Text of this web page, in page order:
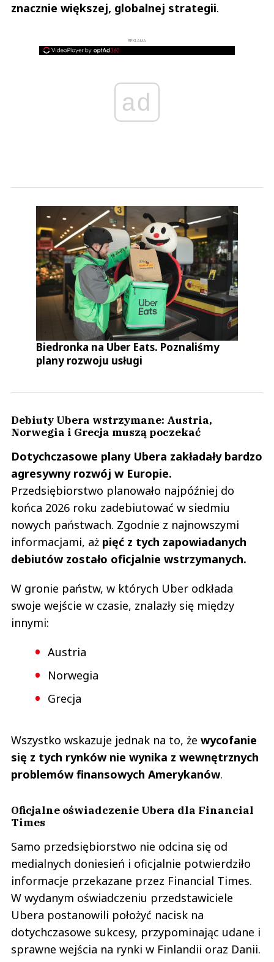
znacznie większej, globalnej strategii.
REKLAMA
ad
Biedronka na Uber Eats. Poznaliśmy
plany rozwoju usługi
Debiuty Ubera wstrzymane: Austria,
Norwegia i Grecja muszą poczekać
Dotychczasowe plany Ubera zakładały bardzo
agresywny rozwój w Europie.
Przedsiębiorstwo planowało najpóźniej do
końca 2026 roku zadebiutować w siedmiu
nowych państwach. Zgodnie z najnowszymi
informacjami, aż pięć z tych zapowiadanych
debiutów zostało oficjalnie wstrzymanych.
W gronie państw, w których Uber odkłada
swoje wejście w czasie, znalazły się między
innymi:
Austria
Norwegia
Grecja
Wszystko wskazuje jednak na to, że wycofanie
się z tych rynków nie wynika z wewnętrznych
problemów finansowych Amerykanów.
Oficjalne oświadczenie Ubera dla Financial
Times
Samo przedsiębiorstwo nie odcina się od
medialnych doniesień i oficjalnie potwierdziło
informacje przekazane przez Financial Times.
W wydanym oświadczeniu przedstawiciele
Ubera postanowili położyć nacisk na
dotychczasowe sukcesy, przypominając udane i
sprawne wejścia na rynki w Finlandii oraz Danii.